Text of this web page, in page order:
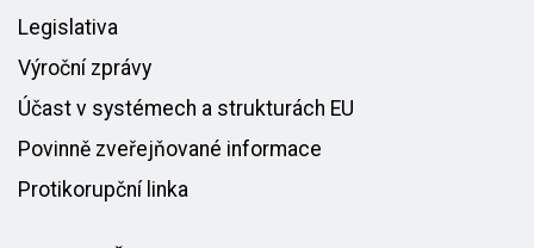
Legislativa
Výroční zprávy
Účast v systémech a strukturách EU
Povinně zveřejňované informace
Protikorupční linka